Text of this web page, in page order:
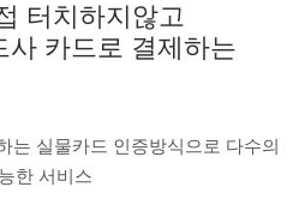
터치하지않고
사 카드로 결제하는
는 실물카드 인증방식으로 다수의
한 서비스